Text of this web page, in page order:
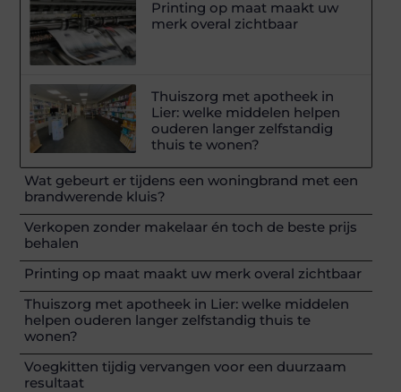
Printing op maat maakt uw
merk overal zichtbaar
Thuiszorg met apotheek in
Lier: welke middelen helpen
ouderen langer zelfstandig
thuis te wonen?
Wat gebeurt er tijdens een woningbrand met een
brandwerende kluis?
Verkopen zonder makelaar én toch de beste prijs
behalen
Printing op maat maakt uw merk overal zichtbaar
Thuiszorg met apotheek in Lier: welke middelen
helpen ouderen langer zelfstandig thuis te
wonen?
Voegkitten tijdig vervangen voor een duurzaam
resultaat